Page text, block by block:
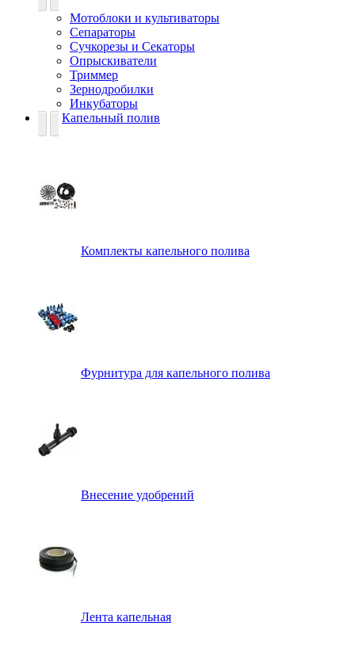
Мотоблоки и культиваторы
Сепараторы
Сучкорезы и Секаторы
Опрыскиватели
Триммер
Зернодробилки
Инкубаторы
Капельный полив
Комплекты капельного полива
Фурнитура для капельного полива
Внесение удобрений
Лента капельная